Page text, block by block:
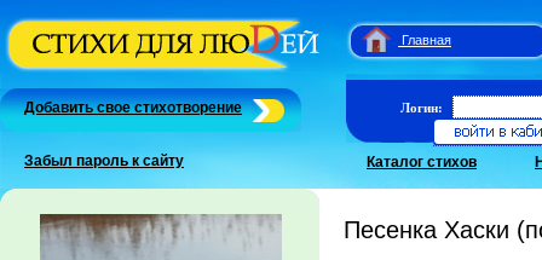
Главная
Добавить свое стихотворение
Забыл пароль к сайту
Логин:
Каталог стихов
Песенка Хаски